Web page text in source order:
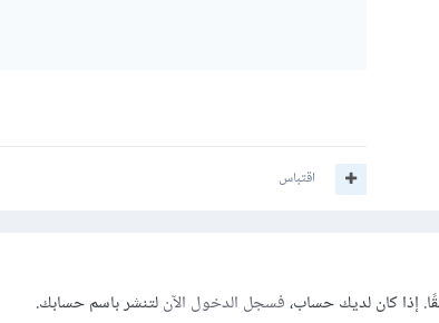
اقتباس
إذا كان لديك حساب،فسجل الدخول الآنلتنشر باسم حسابك.